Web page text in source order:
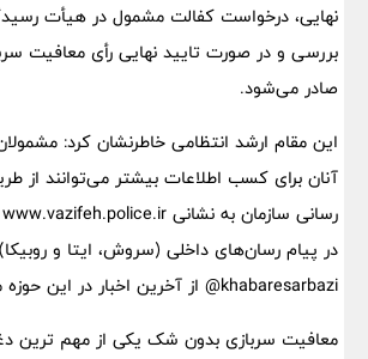
نهایی، درخواست کفالت مشمول در هیأت
بررسی و در صورت تایید نهایی رأی معافیت
صادر می‌شود.
این مقام ارشد انتظامی خاطرنشان کرد:
آنان برای کسب اطلاعات بیشتر می‌توانند از
در پیام رسان‌های داخلی (سروش، ایتا و
khabaresarbazi@ از آخرین اخبار در این حوزه مطلع شوند.
معافیت سربازی بدون شک یکی از مهم ترین